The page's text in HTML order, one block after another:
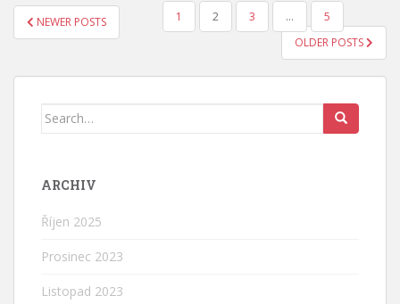
STRÁNKOVÁNÍ
PŘÍSPĚVKŮ
NEWER POSTS 1 2 3 …
5
OLDER POSTS
Search
ARCHIV
Říjen 2025
Prosinec 2023
Listopad 2023